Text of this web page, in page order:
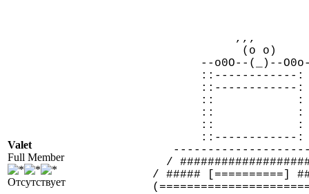
Valet
Full Member
Отсутствует
,,,
(o o)
--o0O--(_)--
::------------:
::------------:
:: : o
:: :
:: :
::------------
/
/ ##### [==========]